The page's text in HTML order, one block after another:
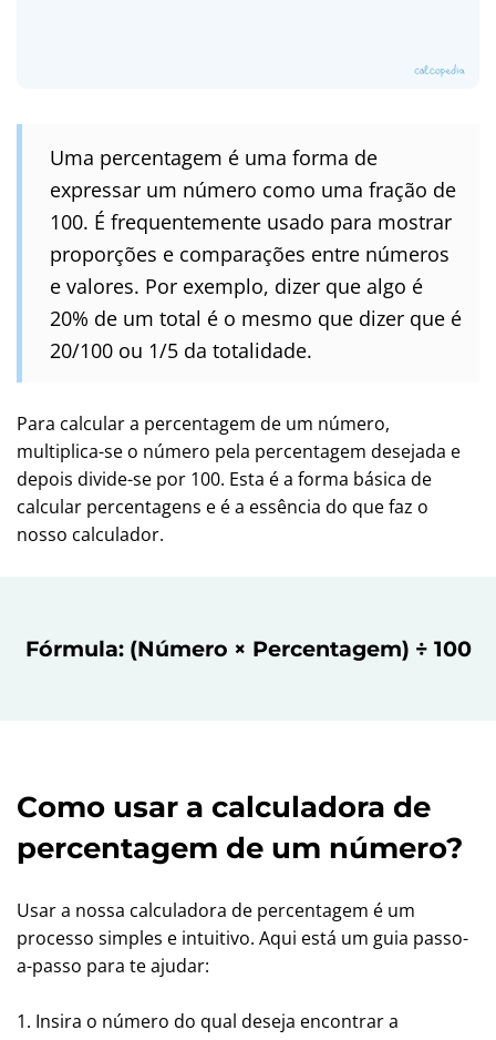
Uma percentagem é uma forma de
expressar um número como uma fração de
100. É frequentemente usado para mostrar
proporções e comparações entre números
e valores. Por exemplo, dizer que algo é
20% de um total é o mesmo que dizer que é
20/100 ou 1/5 da totalidade.
Para calcular a percentagem de um número,
multiplica-se o número pela percentagem desejada e
depois divide-se por 100. Esta é a forma básica de
calcular percentagens e é a essência do que faz o
nosso calculador.
Fórmula: (Número × Percentagem) ÷ 100
Como usar a calculadora de
percentagem de um número?
Usar a nossa calculadora de percentagem é um
processo simples e intuitivo. Aqui está um guia passo-
a-passo para te ajudar:
1. Insira o número do qual deseja encontrar a